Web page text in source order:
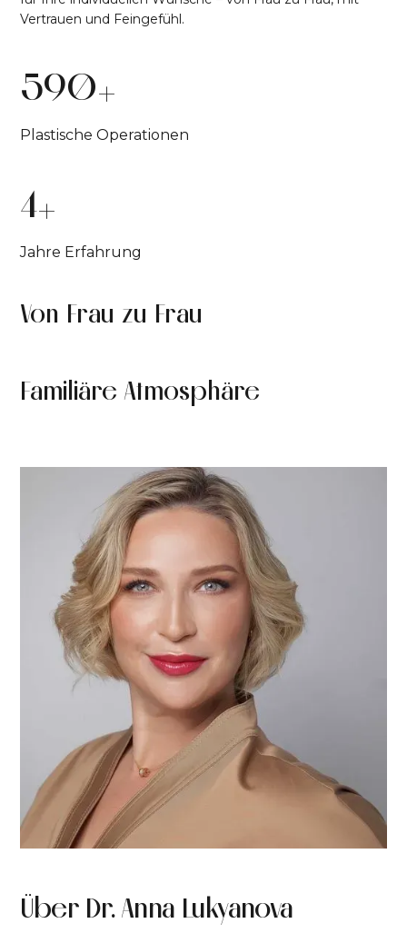
Vertrauen und Feingefühl.
909+
Plastische Operationen
6+
Jahre Erfahrung
Von Frau zu Frau
Familiäre Atmosphäre
Über Dr. Anna Lukyanova